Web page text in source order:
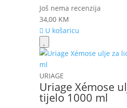
Još nema recenzija
34,00 KM
U košaricu
URIAGE
Uriage Xémose
tijelo 1000 ml